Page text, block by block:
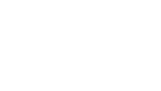
내려드립니다. 차량 및 수하물: 세단 차량: 기